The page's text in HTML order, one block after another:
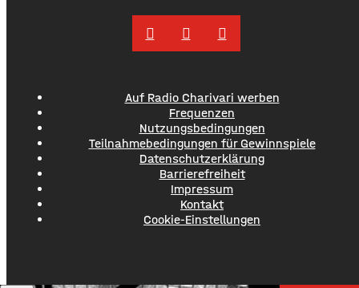
Auf Radio Charivari werben
Frequenzen
Nutzungsbedingungen
Teilnahmebedingungen für Gewinnspiele
Datenschutzerklärung
Barrierefreiheit
Impressum
Kontakt
Cookie-Einstellungen